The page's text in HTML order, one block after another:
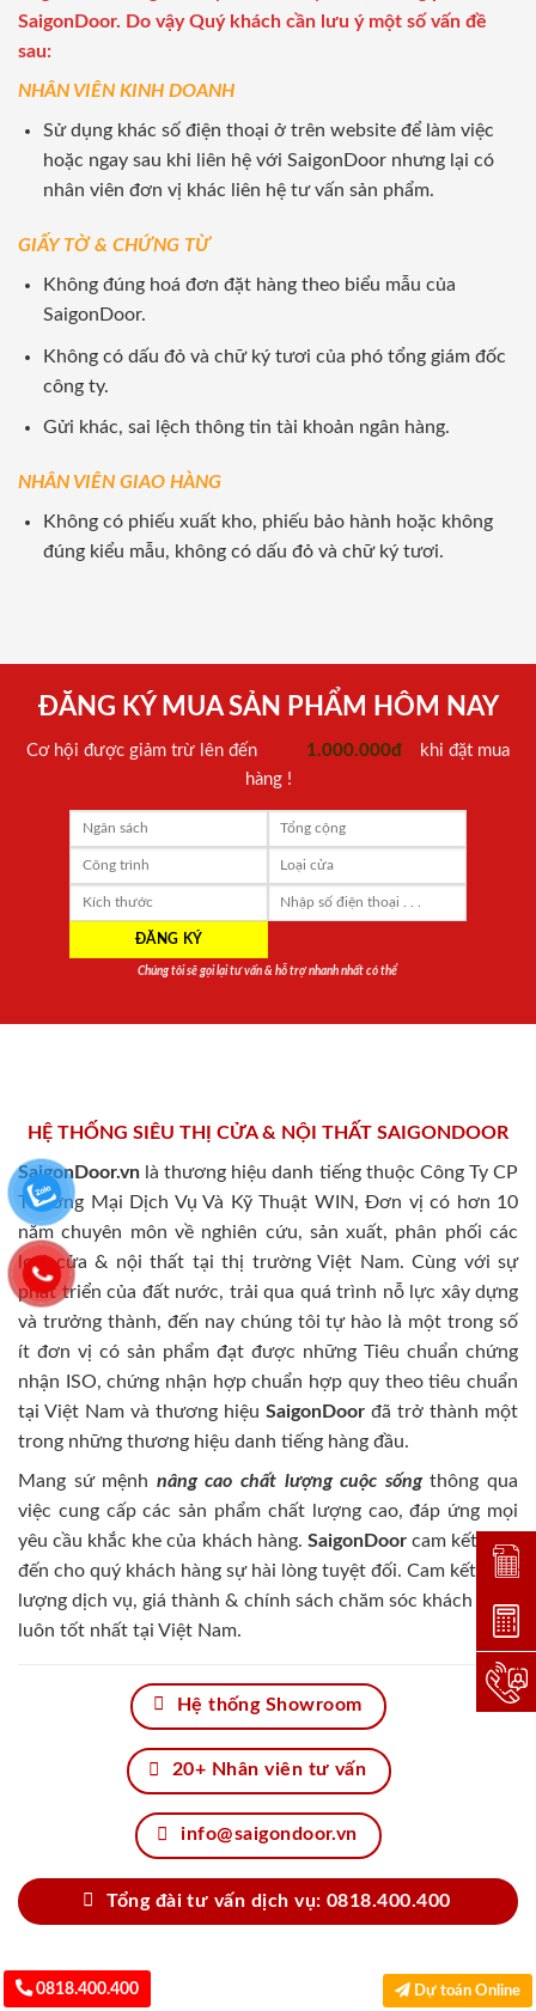
SaigonDoor. Do vậy Quý khách cần lưu ý một số vấn đề
sau:
NHÂN VIÊN KINH DOANH
Sử dụng khác số điện thoại ở trên website để làm việc
hoặc ngay sau khi liên hệ với SaigonDoor nhưng lại có
nhân viên đơn vị khác liên hệ tư vấn sản phẩm.
GIẤY TỜ & CHỨNG TỪ
Không đúng hoá đơn đặt hàng theo biểu mẫu của
SaigonDoor.
Không có dấu đỏ và chữ ký tươi của phó tổng giám đốc
công ty.
Gửi khác, sai lệch thông tin tài khoản ngân hàng.
NHÂN VIÊN GIAO HÀNG
Không có phiếu xuất kho, phiếu bảo hành hoặc không
đúng kiểu mẫu, không có dấu đỏ và chữ ký tươi.
ĐĂNG KÝ MUA SẢN PHẨM HÔM NAY
Cơ hội được giảm trừ lên đến 1.000.000đ
khi đặt mua
hàng !
Chúng tôi sẽ gọi lại tư vấn & hỗ trợ nhanh nhất có thể
HỆ THỐNG SIÊU THỊ CỬA & NỘI THẤT SAIGONDOOR
SaigonDoor.vn là thương hiệu danh tiếng thuộc Công Ty CP
Thương Mại Dịch Vụ Và Kỹ Thuật WIN, Đơn vị có hơn 10
năm chuyên môn về nghiên cứu, sản xuất, phân phối các
loại cửa & nội thất tại thị trường Việt Nam. Cùng với sự
phát triển của đất nước, trải qua quá trình nỗ lực xây dựng
và trưởng thành, đến nay chúng tôi tự hào là một trong số
ít đơn vị có sản phẩm đạt được những Tiêu chuẩn chứng
nhận ISO, chứng nhận hợp chuẩn hợp quy theo tiêu chuẩn
tại Việt Nam và thương hiệu SaigonDoor đã trở thành một
trong những thương hiệu danh tiếng hàng đầu.
Mang sứ mệnh nâng cao chất lượng cuộc sốngthông qua
việc cung cấp các sản phẩm chất lượng cao, đáp ứng mọi
yêu cầu khắc khe của khách hàng. SaigonDoorcam kết đem
đến cho quý khách hàng sự hài lòng tuyệt đối. Cam kết chất
lượng dịch vụ, giá thành & chính sách chăm sóc khách hàng
luôn tốt nhất tại Việt Nam.
Hệ thống Showroom
20+ Nhân viên tư vấn
info@saigondoor.vn
Tổng đài tư vấn dịch vụ: 0818.400.400
0818.400.400 Dự toán Online
Đặt
Dự